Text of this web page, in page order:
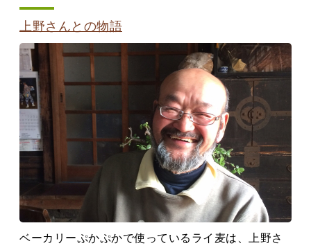
上野さんとの物語
ベーカリーぷかぷかで使っているライ麦は、上野さ